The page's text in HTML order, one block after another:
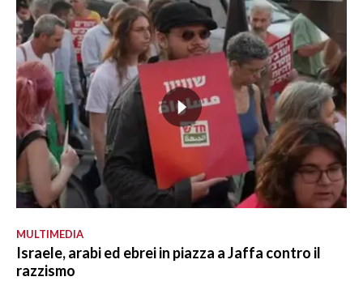
MULTIMEDIA
Israele, arabi ed ebrei in piazza a Jaffa contro il
razzismo